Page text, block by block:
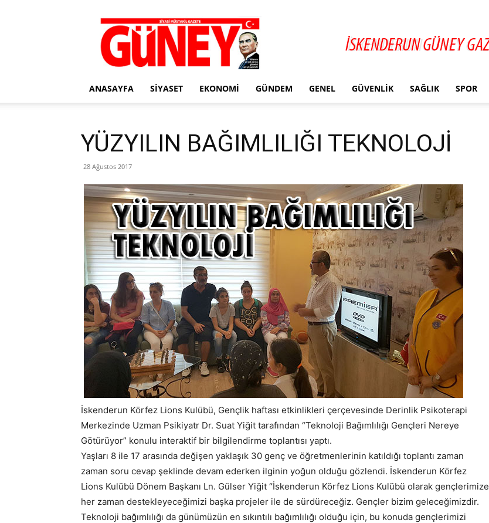
Gazete
Güney
ANASAYFA SIYASET EKONOMI GÜNDEM GENEL GÜVENLIK SAĞLIK SPOR
YÜZYILIN BAĞIMLILIĞI TEKNOLOJİ
28 Ağustos 2017
İskenderun Körfez Lions Kulübü, Gençlik haftası etkinlikleri çerçevesinde Derinlik Psikoterapi
Merkezinde Uzman Psikiyatr Dr. Suat Yiğit tarafından “Teknoloji Bağımlılığı Gençleri Nereye
Götürüyor” konulu interaktif bir bilgilendirme toplantısı yaptı.
Yaşları 8 ile 17 arasında değişen yaklaşık 30 genç ve öğretmenlerinin katıldığı toplantı zaman
zaman soru cevap şeklinde devam ederken ilginin yoğun olduğu gözlendi. İskenderun Körfez
Lions Kulübü Dönem Başkanı Ln. Gülser Yiğit ‘’İskenderun Körfez Lions Kulübü olarak gençlerimize
her zaman destekleyeceğimizi başka projeler ile de sürdüreceğiz. Gençler bizim geleceğimizdir.
Teknoloji bağımlılığı da günümüzün en sıkıntılı bağımlılığı olduğu için, bu konuda gençlerimizi